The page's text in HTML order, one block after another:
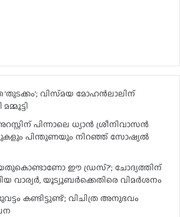
വിസ്‍മയ മോഹന്‍ലാലിന്
പിന്നാലെ ധ്യാൻ ശ്രീനിവാസൻ
പിന്തുണയും നിറഞ്ഞ് സോഷ്യൽ
ഈ ഡ്രസ്?’; ചോദ്യത്തിന്
വാര്യർ, യൂട്യൂബർക്കെതിരെ വിമർശനം
കണ്ടിട്ടുണ്ട്’; വിചിത്ര അനുഭവം